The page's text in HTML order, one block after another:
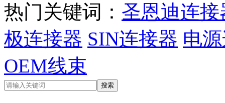
热门关键词： 圣恩迪连接
极连接器 SIN连接器 电
OEM线束